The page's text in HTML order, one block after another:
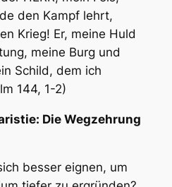
den Kampf lehrt,
Krieg! Er, meine Huld
meine Burg und
Schild, dem ich
144, 1-2)
Die Wegzehrung
besser eignen, um